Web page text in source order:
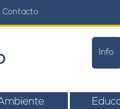
Contacto
Info